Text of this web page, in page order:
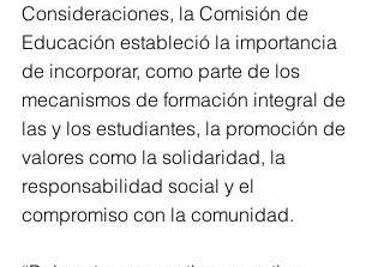
Consideraciones, la Comisión de
Educación estableció la importancia
de incorporar, como parte de los
mecanismos de formación integral de
las y los estudiantes, la promoción de
valores como la solidaridad, la
responsabilidad social y el
compromiso con la comunidad.